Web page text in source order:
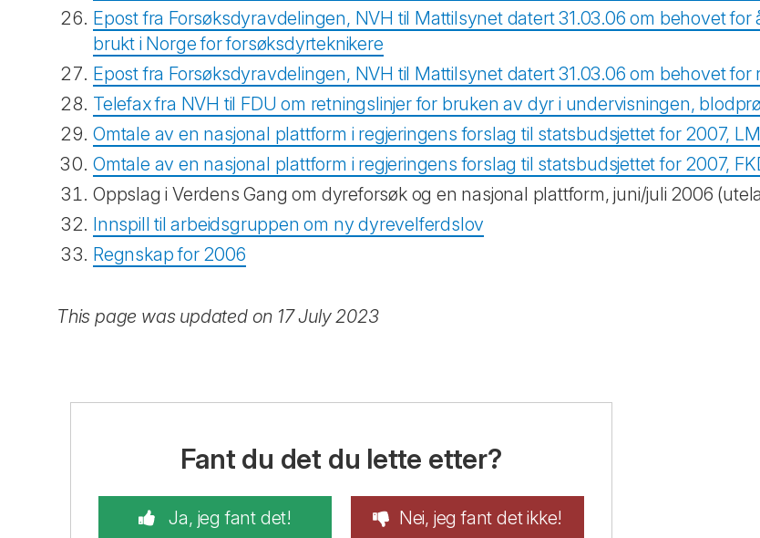
Epost fra Forsøksdyravdelingen, NVH til Mattilsynet datert 31.03.06 om behovet
brukt i Norge for forsøksdyrteknikere
Epost fra Forsøksdyravdelingen, NVH til Mattilsynet datert 31.03.06 om behovet
Telefax fra NVH til FDU om retningslinjer for bruken av dyr i undervisningen,
Omtale av en nasjonal plattform i regjeringens forslag til statsbudsjettet for 2007,
Omtale av en nasjonal plattform i regjeringens forslag til statsbudsjettet for 2007,
Oppslag i Verdens Gang om dyreforsøk og en nasjonal plattform, juni/juli 2006
Innspill til arbeidsgruppen om ny dyrevelferdslov
Regnskap for 2006
This page was updated on 17 July 2023
Fant du det du lette etter?
Ja, jeg fant det! Nei, jeg fant det ikke!